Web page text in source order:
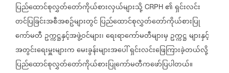
ပြည်ထောင်စုလွှတ်တော်ကိုယ်စားလှယ်များသို့ CRPH ၏ရှင်းလင်း
တင်ပြခြင်းအစီအစဥ်များတွင်ပြည်ထောင်စုလွှတ်တော်ကိုယ်စားပြု
ကော်မတီ ဥက္ကဋ္ဌနှင့်အဖွဲ့ဝင်များ၊ရေးရာကော်မတီများမှ ဥက္ကဋ္ဌများနှင့်
အတွင်းရေးမှူးများကမေးခွန်းများအပေါ်ရှင်းလင်းဖြေကြားခဲ့တယ်လို့
ပြည်ထောင်စုလွှတ်တော်ကိုယ်စားပြုကော်မတီကဖော်ပြပါတယ်။